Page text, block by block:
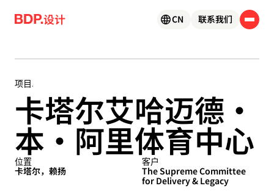
Skip to content
设计 联系我们
CN
项目.
卡塔尔艾哈迈德·
本·阿里体育中心
位置
卡塔尔，赖扬 客户
The Supreme Committee
for Delivery & Legacy